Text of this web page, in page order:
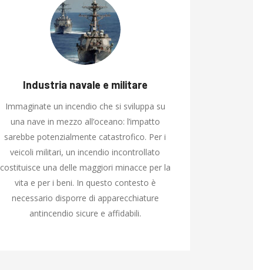
Industria navale e militare
Immaginate un incendio che si sviluppa su
una nave in mezzo all’oceano: l’impatto
sarebbe potenzialmente catastrofico. Per i
veicoli militari, un incendio incontrollato
costituisce una delle maggiori minacce per la
vita e per i beni. In questo contesto è
necessario disporre di apparecchiature
antincendio sicure e affidabili.